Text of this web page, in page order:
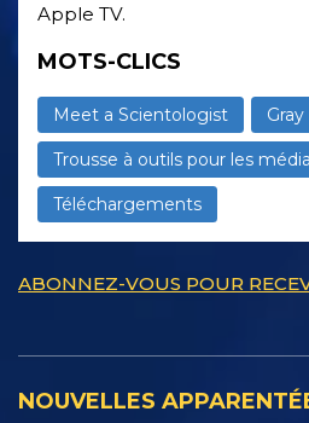
Apple TV.
MOTS-CLICS
Meet a Scientologist
Trousse à outils pour les
Téléchargements
ABONNEZ-VOUS POUR
NOUVELLES